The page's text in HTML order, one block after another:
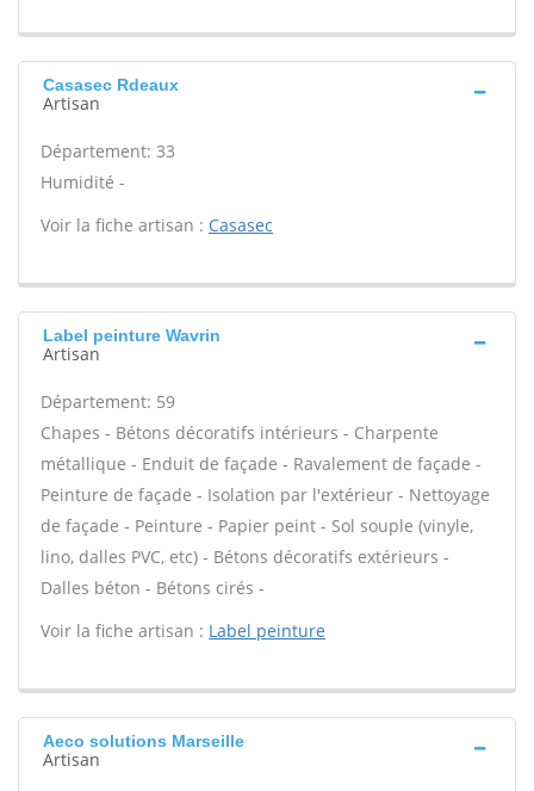
Casasec Rdeaux
Artisan
Département: 33
Humidité -
Voir la fiche artisan : Casasec
Label peinture Wavrin
Artisan
Département: 59
Chapes - Bétons décoratifs intérieurs - Charpente
métallique - Enduit de façade - Ravalement de façade -
Peinture de façade - Isolation par l'extérieur - Nettoyage
de façade - Peinture - Papier peint - Sol souple (vinyle,
lino, dalles PVC, etc) - Bétons décoratifs extérieurs -
Dalles béton - Bétons cirés -
Voir la fiche artisan : Label peinture
Aeco solutions Marseille
Artisan